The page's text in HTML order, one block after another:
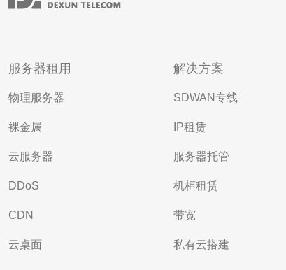
服务器租用
物理服务器
裸金属
云服务器
DDoS
CDN
云桌面
解决方案
SDWAN专线
IP租赁
服务器托管
机柜租赁
带宽
私有云搭建